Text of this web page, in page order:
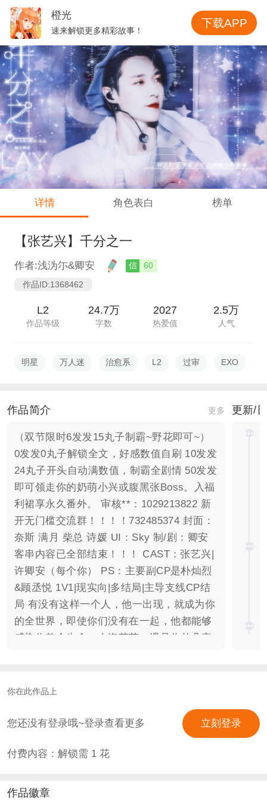
详情 角色表白 榜单
【张艺兴】千分之一
作者:浅沩尓&卿安 信
60
作品ID:1368462
L2
作品等级
24.7万
字数
2027
热爱值
2.5万
人气
明星 万人迷 治愈系 L2 过审 EXO
作品简介 更多
（双节限时6发发15丸子制霸~野花即可~）
0发发0丸子解锁全文，好感数值自刷 10发发
24丸子开头自动满数值，制霸全剧情 50发发
即可领走你的奶萌小兴或腹黑张Boss。入福
利裙享永久番外。 审核**：1029213822 新
开无门槛交流群！！！！732485374 封面：
奈斯 满月 柴总 诗媛 UI：Sky 制/剧：卿安
客串内容已全部结束！！！ CAST：张艺兴|
许卿安（每个你） PS：主要副CP是朴灿烈
&顾丞悦 1V1|现实向|多结局|主导支线CP结
局 有没有这样一个人，他一出现，就成为你
的全世界，即使你们没有在一起，他都能够
感染你整个生命，人海茫茫，遇见你的几率
我自己，也没有人懂我为什么会对不切实际
成长蜕变成为强者的全部理由。 ——没有人
比你更能了解我的苦乐，也没有人懂我为什
么会对一份承诺和陪伴痴心绝对，你可曾知
藉。 ——对不起…在你最需要我的时候，我
更新/
你在此作品上
您还没有登录哦~登录查看更多 立刻登录
付费内容：解锁需 1花
作品徽章
橙光
速来解锁更多精彩故事！
下载APP